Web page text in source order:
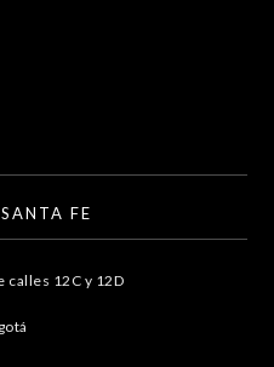
FE
calles 12C y 12D